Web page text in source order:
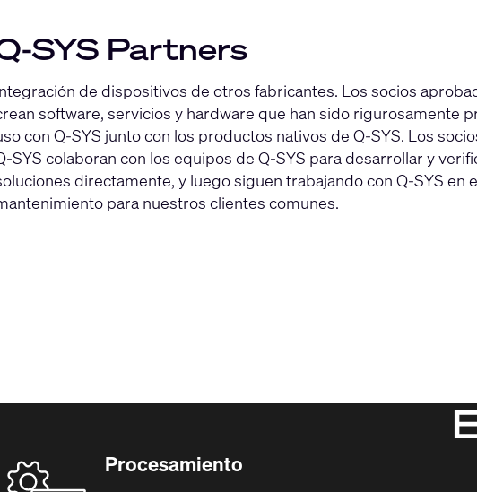
SYS Partners
de dispositivos de otros fabricantes. Los socios
software, servicios y hardware que han sido rigurosamente
con Q-SYS junto con los productos nativos de Q-SYS. Los
SYS colaboran con los equipos de Q-SYS para desarrollar y
directamente, y luego siguen trabajando con Q-SYS en
para nuestros clientes comunes.
Procesamiento